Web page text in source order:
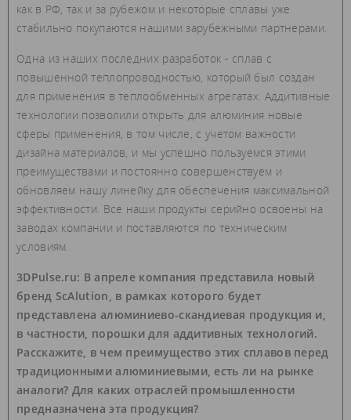
как в РФ, так и за рубежом и некоторые сплавы уже
стабильно покупаются нашими зарубежными партнерами.
Одна из наших последних разработок - сплав с
повышенной теплопроводностью, который был создан
для применения в теплообменных агрегатах. Аддитивные
технологии позволили открыть для алюминия новые
сферы применения, в том числе, с учетом важности
дизайна материалов, и мы успешно пользуемся этими
преимуществами и постоянно совершенствуем и
обновляем нашу линейку для обеспечения максимальной
эффективности. Все наши продукты серийно освоены на
заводах компании и поставляются по техническим
условиям.
3DPulse.ru: В апреле компания представила новый
бренд ScAlution, в рамках которого будет
представлена алюминиево-скандиевая продукция и,
в частности, порошки для аддитивных технологий.
Расскажите, в чем преимущество этих сплавов перед
традиционными алюминиевыми, есть ли на рынке
аналоги? Для каких отраслей промышленности
предназначена эта продукция?